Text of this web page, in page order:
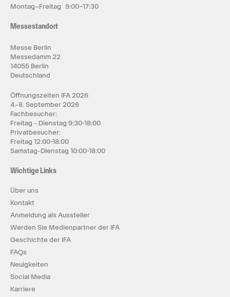
Montag–Freitag 9:00–17:30
Messestandort
Messe Berlin
Messedamm 22
14055 Berlin
Deutschland
Öffnungszeiten IFA 2026
4.-8. September 2026
Fachbesucher:
Freitag - Dienstag 9:30-18:00
Privatbesucher:
Freitag 12:00-18:00
Samstag-Dienstag 10:00-18:00
Wichtige Links
Über uns
Kontakt
Anmeldung als Aussteller
Werden Sie Medienpartner der IFA
Geschichte der IFA
FAQs
Neuigkeiten
Social Media
Karriere